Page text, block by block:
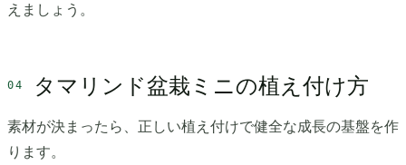
えましょう。
タマリンド盆栽ミニの植え付け方
素材が決まったら、正しい植え付けで健全な成長の基盤を作
ります。